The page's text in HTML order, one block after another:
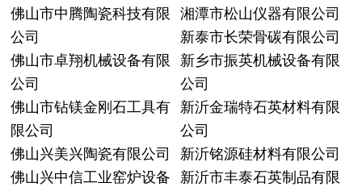
佛山市中腾陶瓷科技有限
公司
佛山市卓翔机械设备有限
公司
佛山市钻镁金刚石工具有
限公司
佛山兴美兴陶瓷有限公司
佛山兴中信工业窑炉设备
湘潭市松山仪器有限公司
新泰市长荣骨碳有限公司
新乡市振英机械设备有限
公司
新沂金瑞特石英材料有限
公司
新沂铭源硅材料有限公司
新沂市丰泰石英制品有限